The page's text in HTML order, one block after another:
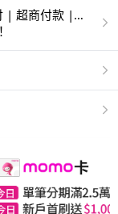
| 超商付款 |